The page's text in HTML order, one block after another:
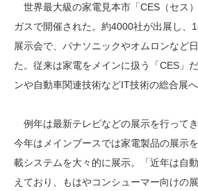
世界最大級の家電見本市「CES（セス
ガスで開催された。約4000社が出展し、
展示会で、パナソニックやオムロンなど
た。従来は家電をメインに扱う「CES」
ンや自動車関連技術などIT技術の総合展
例年は最新テレビなどの展示を行ってき
今年はメインブースでは家電製品の展示
載システムを大々的に展示。「近年は自
えており、もはやコンシューマー向けの